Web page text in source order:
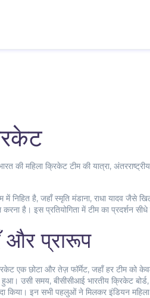
की महिला क्रिकेट टीम की यात्रा,
में निहित है, जहाँ स्मृति मंडाना, राधा यादव जैसे
है। इस प्रतियोगिता में टीम का प्रदर्शन
और प्रारूप
एक छोटा और तेज़ फॉर्मेट, जहाँ हर टीम को
हुआ। उसी समय, बीसीसीआई भारतीय क्रिकेट
किया। इन सभी पहलुओं ने मिलकर इंडियन